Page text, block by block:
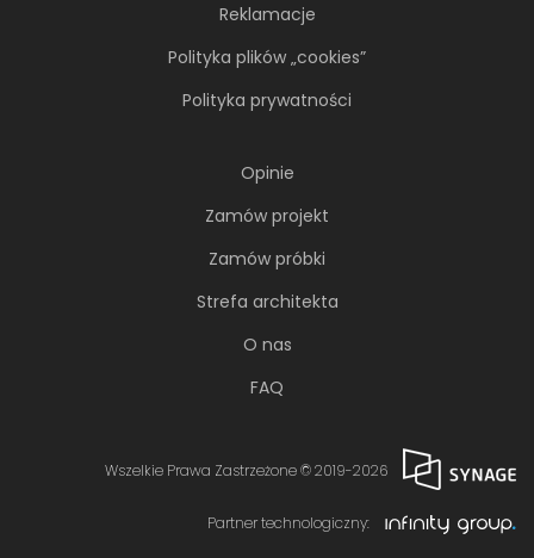
Reklamacje
Polityka plików „cookies”
Polityka prywatności
Opinie
Zamów projekt
Zamów próbki
Strefa architekta
O nas
FAQ
Wszelkie Prawa Zastrzeżone © 2019-2026
Partner technologiczny: